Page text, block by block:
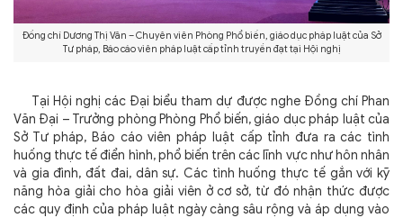
Đồng chí Dương Thị Vân – Chuyên viên Phòng Phổ biến, giáo dục pháp luật của Sở
Tư pháp, Báo cáo viên pháp luật cấp tỉnh truyền đạt tại Hội nghị
Tại Hội nghị các Đại biểu tham dự được nghe Đồng chí Phan
Văn Đại – Trưởng phòng Phòng Phổ biến, giáo dục pháp luật của
Sở Tư pháp, Báo cáo viên pháp luật cấp tỉnh đưa ra các tình
huống thực tế điển hình, phổ biến trên các lĩnh vực như hôn nhân
và gia đình, đất đai, dân sự. Các tình huống thực tế gắn với kỹ
năng hòa giải cho hòa giải viên ở cơ sở, từ đó nhận thức được
các quy định của pháp luật ngày càng sâu rộng và áp dụng vào